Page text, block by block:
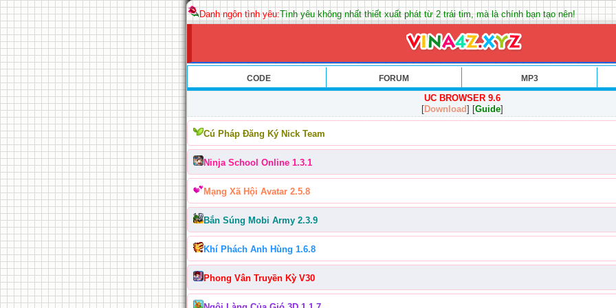
Danh ngôn tình yêu:Tình yêu không nhất thiết xuất phát từ 2 trái tim, mà là chính bạn tạo nên!
CODE FORUM MP3
UC BROWSER 9.6
[Download] [Guide]
Cú Pháp Đăng Ký Nick Team
Ninja School Online 1.3.1
Mạng Xã Hội Avatar 2.5.8
Bắn Súng Mobi Army 2.3.9
Khí Phách Anh Hùng 1.6.8
Phong Vân Truyền Kỳ V30